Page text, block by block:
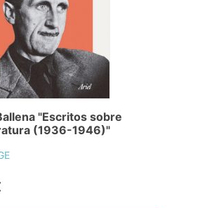
"Escritos sobre
(1936-1946)"